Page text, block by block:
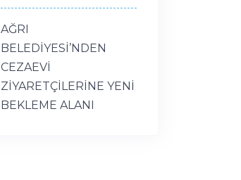
AĞRI
BELEDİYESİ’NDEN
CEZAEVİ
ZİYARETÇİLERİNE YENİ
BEKLEME ALANI